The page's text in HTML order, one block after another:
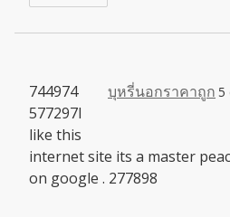
บุหรี่นอกราคาถูก 5
744974
577297I
like this
internet site its a master
on google . 277898